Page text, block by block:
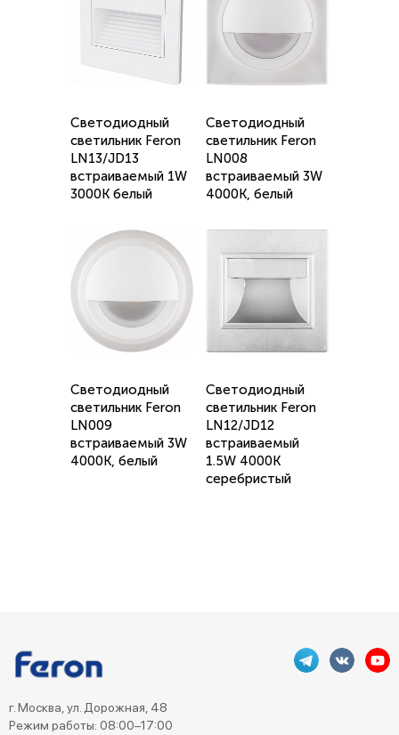
Светодиодный
светильник Feron
LN13/JD13
встраиваемый 1W
3000K белый
Светодиодный
светильник Feron
LN008
встраиваемый 3W
4000K, белый
Светодиодный
светильник Feron
LN009
встраиваемый 3W
4000K, белый
Светодиодный
светильник Feron
LN12/JD12
встраиваемый
1.5W 4000K
серебристый
г. Москва, ул. Дорожная, 48
Режим работы: 08:00–17:00